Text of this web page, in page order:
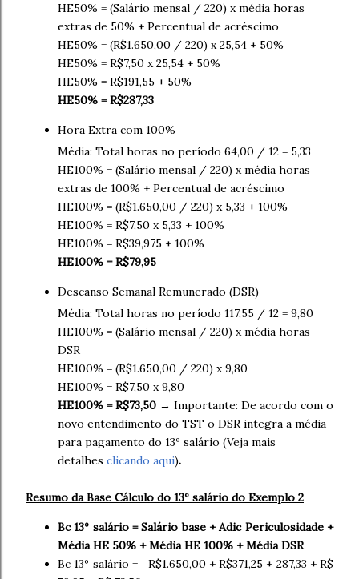
HE50% = (Salário mensal / 220) x média horas
extras de 50% + Percentual de acréscimo
HE50% = (R$1.650,00 / 220) x 25,54 + 50%
HE50% = R$7,50 x 25,54 + 50%
HE50% = R$191,55 + 50%
HE50% = R$287,33
Hora Extra com 100%
Média: Total horas no período 64,00 / 12 = 5,33
HE100% = (Salário mensal / 220) x média horas
extras de 100% + Percentual de acréscimo
HE100% = (R$1.650,00 / 220) x 5,33 + 100%
HE100% = R$7,50 x 5,33 + 100%
HE100% = R$39,975 + 100%
HE100% = R$79,95
Descanso Semanal Remunerado (DSR)
Média: Total horas no período 117,55 / 12 = 9,80
HE100% = (Salário mensal / 220) x média horas
DSR
HE100% = (R$1.650,00 / 220) x 9,80
HE100% = R$7,50 x 9,80
HE100% = R$73,50 → Importante: De acordo com o
novo entendimento do TST o DSR integra a média
para pagamento do 13º salário (Veja mais
detalhes clicando aqui).
Resumo da Base Cálculo do 13º salário do Exemplo 2
Bc 13º salário = Salário base + Adic Periculosidade +
Média HE 50% + Média HE 100% + Média DSR
Bc 13º salário = R$1.650,00 + R$371,25 + 287,33 + R$